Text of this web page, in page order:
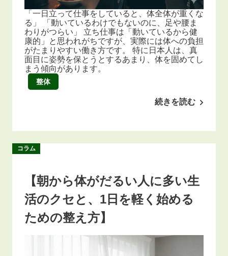
「一日立って仕事をしていると、体全体が重くな
る」 「動いているわけでもないのに、足や腰ま
わりがつらい」 立ち仕事は「動いているから健
康的」と思われがちですが、実際には体への負担
がたまりやすい働き方です。 特に日本人は、真
面目に姿勢を保とうとするあまり、体を固めてし
まう傾向があります。
整体
続きを読む
コラム
【朝から体がだるい人に多い生
活のクセと、1日を軽く始める
ための整え方】